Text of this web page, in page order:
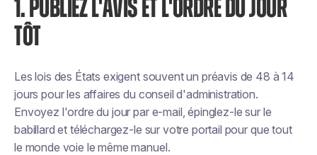
1. PUBLIEZ L'AVIS ET L'ORDRE DU JOUR
TÔT
Les lois des États exigent souvent un préavis de 48 à 14
jours pour les affaires du conseil d'administration.
Envoyez l'ordre du jour par e-mail, épinglez-le sur le
babillard et téléchargez-le sur votre portail pour que tout
le monde voie le même manuel.